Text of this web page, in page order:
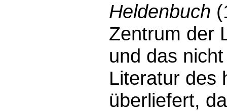
Heldenbuch
Zentrum der
und das
Literatur des
überliefert,